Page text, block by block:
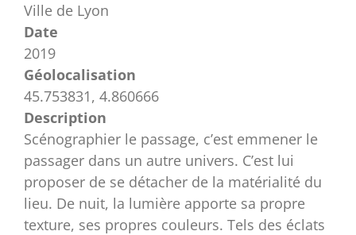
Ville de Lyon
Date
2019
Géolocalisation
45.753831, 4.860666
Description
Scénographier le passage, c’est emmener le
passager dans un autre univers. C’est lui
proposer de se détacher de la matérialité du
lieu. De nuit, la lumière apporte sa propre
texture, ses propres couleurs. Tels des éclats